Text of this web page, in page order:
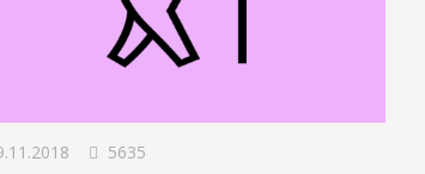
5635